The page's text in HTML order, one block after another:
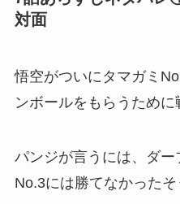
対面
悟空がついにタマガミ
ンボールをもらうために
パンジが言うには、ダー
No.3には勝てなかったそ